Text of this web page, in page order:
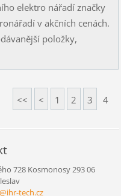
elektro nářadí značky
v akčních cenách.
položky,
<< < 1 2 3 4
728Kosmonosy293 06
-tech.cz